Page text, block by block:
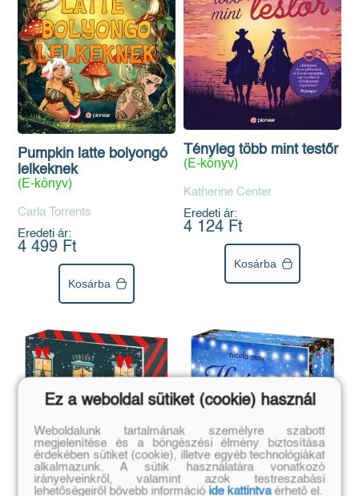
Pumpkin latte bolyongó
lelkeknek
(E-könyv)
Carla Torrents
Eredeti ár:
4 499 Ft
Kosárba
Tényleg több mint testőr
(E-könyv)
Katherine Center
Eredeti ár:
4 124 Ft
Kosárba
Ez a weboldal sütiket (cookie) használ
Weboldalunk tartalmának személyre szabott
megjelenítése és a böngészési élmény biztosítása
érdekében sütiket (cookie), illetve egyéb technológiákat
alkalmazunk. A sütik használatára vonatkozó
irányelveinkről, valamint azok testreszabási
lehetőségeiről bővebb információ ide kattintvaérhető el.